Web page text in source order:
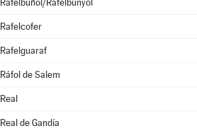
Rafelbuñol/Rafelbunyol
Rafelcofer
Rafelguaraf
Ráfol de Salem
Real
Real de Gandía